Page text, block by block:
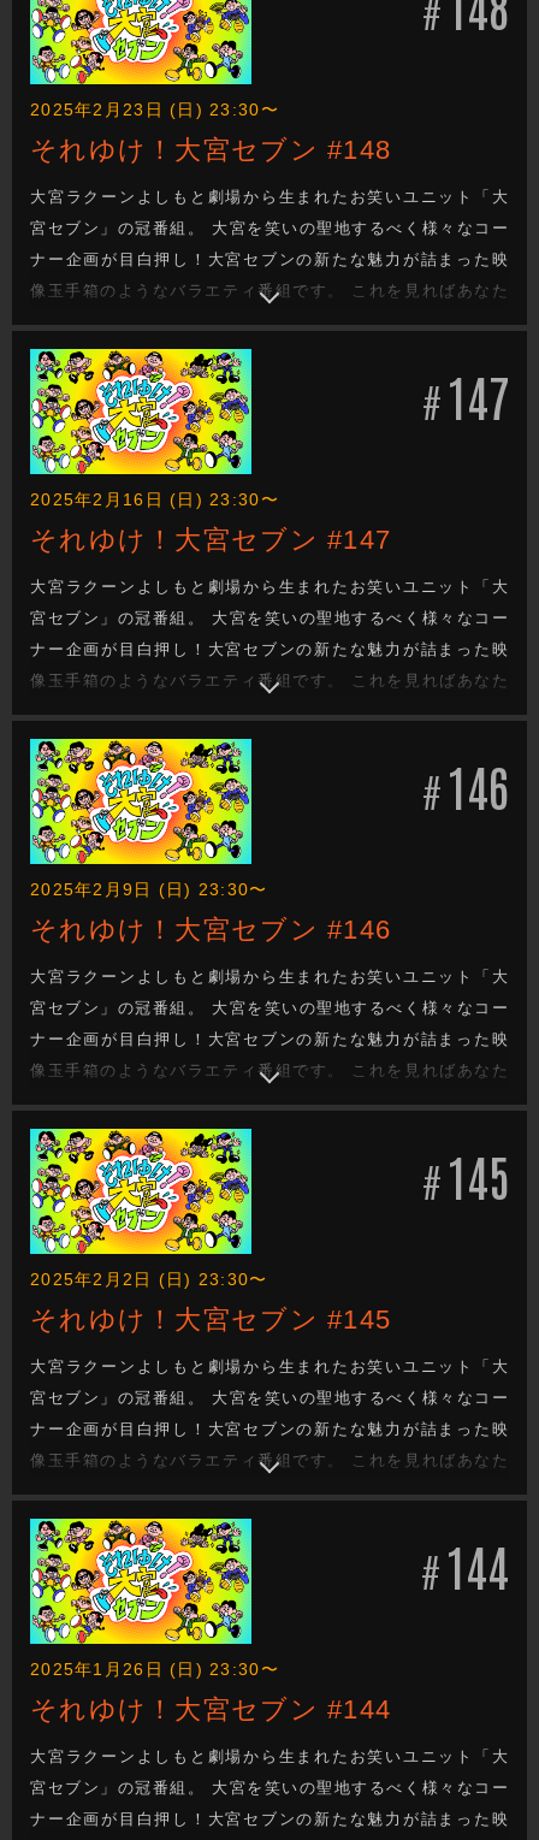
#
2025年2月23日 (日) 23:30〜
それゆけ！大宮セブン #148
大宮ラクーンよしもと劇場から生まれたお笑いユニット「大
宮セブン」の冠番組。 大宮を笑いの聖地するべく様々なコー
ナー企画が目白押し！大宮セブンの新たな魅力が詰まった映
像玉手箱のようなバラエティ番組です。 これを見ればあなた
も大宮セブンの沼に嵌ります。新たな企画もお楽しみに！
#147
2025年2月16日 (日) 23:30〜
それゆけ！大宮セブン #147
大宮ラクーンよしもと劇場から生まれたお笑いユニット「大
宮セブン」の冠番組。 大宮を笑いの聖地するべく様々なコー
ナー企画が目白押し！大宮セブンの新たな魅力が詰まった映
像玉手箱のようなバラエティ番組です。 これを見ればあなた
も大宮セブンの沼に嵌ります。新たな企画もお楽しみに！
#146
2025年2月9日 (日) 23:30〜
それゆけ！大宮セブン #146
大宮ラクーンよしもと劇場から生まれたお笑いユニット「大
宮セブン」の冠番組。 大宮を笑いの聖地するべく様々なコー
ナー企画が目白押し！大宮セブンの新たな魅力が詰まった映
像玉手箱のようなバラエティ番組です。 これを見ればあなた
も大宮セブンの沼に嵌ります。新たな企画もお楽しみに！
#145
2025年2月2日 (日) 23:30〜
それゆけ！大宮セブン #145
大宮ラクーンよしもと劇場から生まれたお笑いユニット「大
宮セブン」の冠番組。 大宮を笑いの聖地するべく様々なコー
ナー企画が目白押し！大宮セブンの新たな魅力が詰まった映
像玉手箱のようなバラエティ番組です。 これを見ればあなた
も大宮セブンの沼に嵌ります。新たな企画もお楽しみに！
#144
2025年1月26日 (日) 23:30〜
それゆけ！大宮セブン #144
大宮ラクーンよしもと劇場から生まれたお笑いユニット「大
宮セブン」の冠番組。 大宮を笑いの聖地するべく様々なコー
ナー企画が目白押し！大宮セブンの新たな魅力が詰まった映